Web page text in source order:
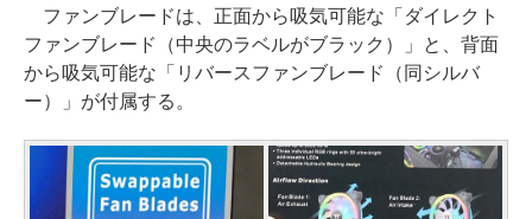
ファンブレードは、正面から吸気可能な「ダイレクト
ファンブレード（中央のラベルがブラック）」と、背面
から吸気可能な「リバースファンブレード（同シルバ
ー）」が付属する。